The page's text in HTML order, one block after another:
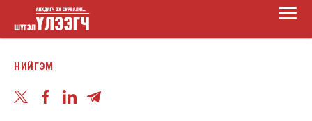
Skip
to
үлээгч
Main
Menu
НИЙГЭМ